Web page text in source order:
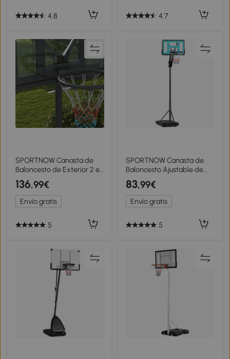
4.8 4.7
SPORTNOW Canasta de
Baloncesto de Exterior 2 en
1 con Altura Ajustable 230-
305 cm Aro de Baloncesto
con Soporte Ruedas Base
Negro
136,99€
Envío gratis
5
SPORTNOW Canasta de
Baloncesto Ajustable de
146-236 cm con Ruedas y
Base Rellenable con Agua o
Arena Tablero Irrompible
Negro
83,99€
Envío gratis
5